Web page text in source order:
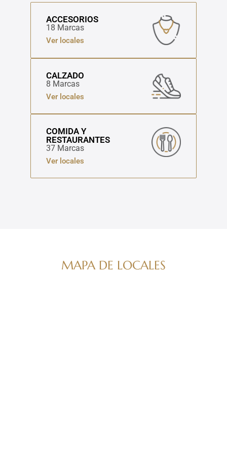
ACCESORIOS
18 Marcas
Ver locales
CALZADO
8 Marcas
Ver locales
COMIDA Y
RESTAURANTES
37 Marcas
Ver locales
MAPA DE LOCALES